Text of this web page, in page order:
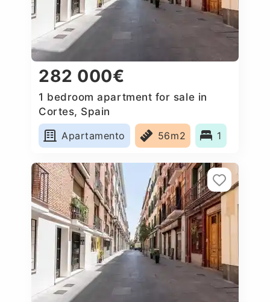
282 000€
1 bedroom apartment for sale in
Cortes, Spain
Apartamento
56m2 1